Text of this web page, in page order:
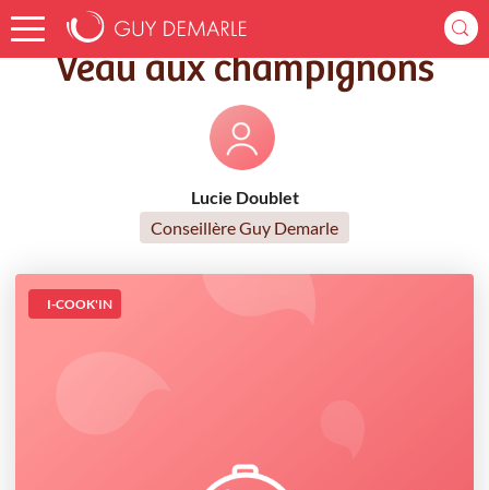
Accueil Recettes Veau aux champignons
Veau aux champignons
Lucie Doublet
Conseillère Guy Demarle
I-COOK'IN